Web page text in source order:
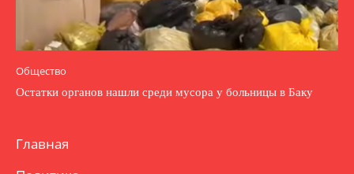
Общество
Остатки органов нашли среди мусора у больницы в Баку
Главная